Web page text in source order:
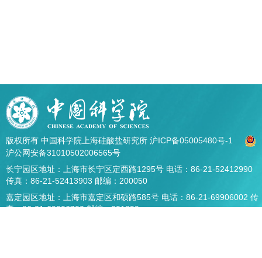
版权所有 中国科学院上海硅酸盐研究所 沪ICP备05005480号-1
沪公网安备31010502006565号
长宁园区地址：上海市长宁区定西路1295号 电话：86-21-52412990
传真：86-21-52413903 邮编：200050
嘉定园区地址：上海市嘉定区和硕路585号 电话：86-21-69906002 传
真：86-21-69906700 邮编：201899